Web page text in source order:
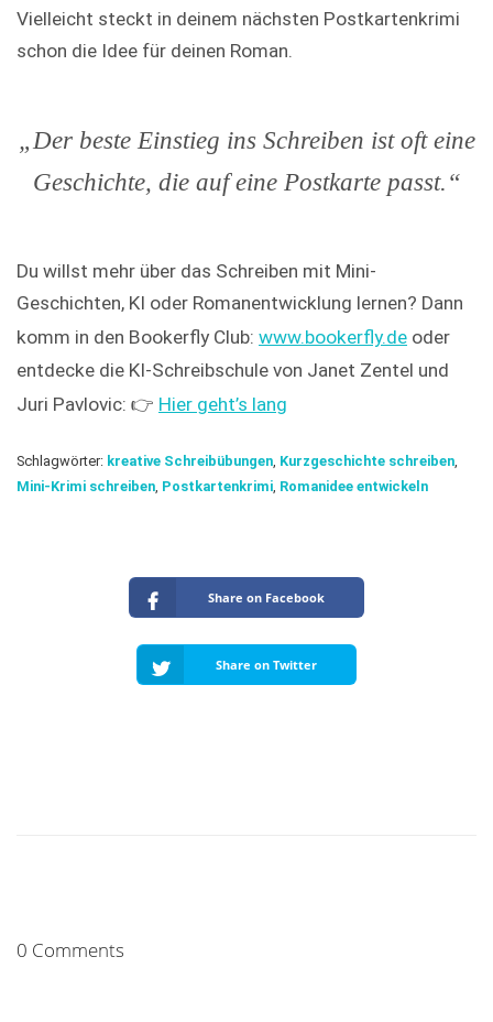
Vielleicht steckt in deinem nächsten Postkartenkrimi
schon die Idee für deinen Roman.
„Der beste Einstieg ins Schreiben ist oft eine
Geschichte, die auf eine Postkarte passt.“
Du willst mehr über das Schreiben mit Mini-
Geschichten, KI oder Romanentwicklung lernen? Dann
komm in den Bookerfly Club: www.bookerfly.de oder
entdecke die KI-Schreibschule von Janet Zentel und
Juri Pavlovic: 👉 Hier geht’s lang
Schlagwörter: kreative Schreibübungen, Kurzgeschichte schreiben,
Mini-Krimi schreiben, Postkartenkrimi, Romanidee entwickeln
Share on Facebook
Share on Twitter
0 Comments